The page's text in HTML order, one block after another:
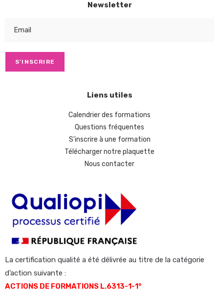
Newsletter
Liens utiles
Calendrier des formations
Questions fréquentes
S'inscrire à une formation
Télécharger notre plaquette
Nous contacter
La certification qualité a été délivrée au titre de la catégorie
d’action suivante :
ACTIONS DE FORMATIONS L.6313-1-1°